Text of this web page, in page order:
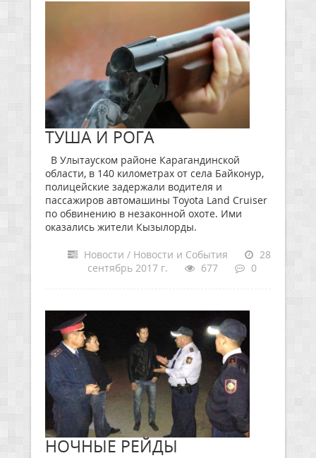
ТУША И РОГА
В Улытауском районе Карагандинской
области, в 140 километрах от села Байконур,
полицейские задержали водителя и
пассажиров автомашины Toyota Land Cruiser
по обвинению в незаконной охоте. Ими
оказались жители Кызылорды.
Новости / Новости и События
28
сентябрь 2017 г.
677 0
НОЧНЫЕ РЕЙДЫ